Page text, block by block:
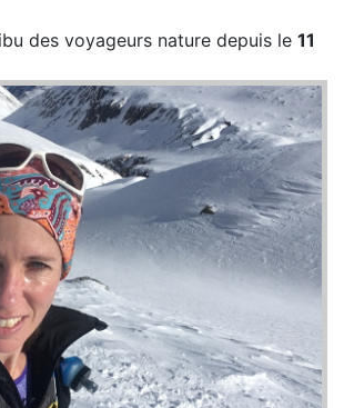
des voyageurs nature depuis le 11